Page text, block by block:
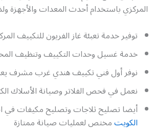
المركزي باستخدام أحدث المعدات والأجهزة
توفير خدمة تعبئة غاز الفريون للتكييف
خدمة غسيل وحدات التكييف وتنظيف
نوفر أول فني تكييف هندي غرب مشرف
نعمل في فحص الفلاتر وصيانة الأسلاك
أيضا تصليح ثلاجات وتصليح مكيفات
الكويتمختص لعمليات صيانة ممتازة